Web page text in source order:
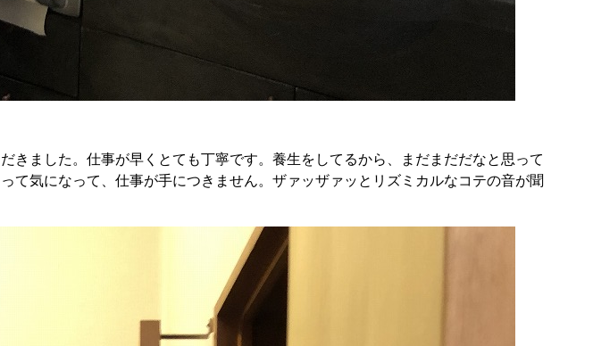
きました。仕事が早くとても丁寧です。養生をしてるから、まだまだだなと思って
て気になって、仕事が手につきません。ザァッザァッとリズミカルなコテの音が聞